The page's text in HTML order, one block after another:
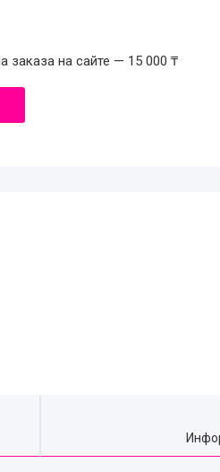
заказа на сайте — 15 000 ₸